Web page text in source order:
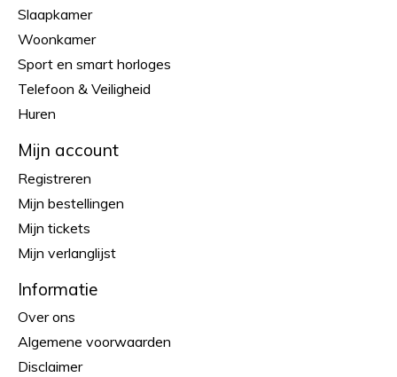
Slaapkamer
Woonkamer
Sport en smart horloges
Telefoon & Veiligheid
Huren
Mijn account
Registreren
Mijn bestellingen
Mijn tickets
Mijn verlanglijst
Informatie
Over ons
Algemene voorwaarden
Disclaimer